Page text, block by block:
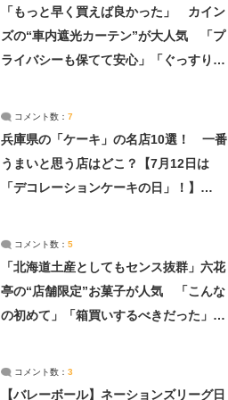
「もっと早く買えば良かった」 カイン
ズの“車内遮光カーテン”が大人気 「プ
ライバシーも保てて安心」「ぐっすり眠
コメント数： 7
兵庫県の「ケーキ」の名店10選！ 一番
うまいと思う店はどこ？【7月12日は
「デコレーションケーキの日」！】
コメント数： 5
「北海道土産としてもセンス抜群」六花
亭の“店舗限定”お菓子が人気 「こんな
の初めて」「箱買いするべきだった」
コメント数： 3
【バレーボール】ネーションズリーグ日